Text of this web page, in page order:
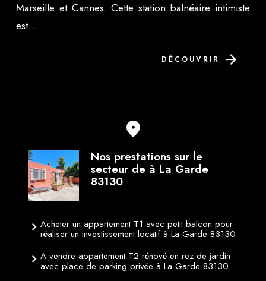
Marseille et Cannes. Cette station balnéaire intimiste
est...
DÉCOUVRIR
Nos prestations sur le
secteur de à La Garde
83130
Acheter un appartement T1 avec petit balcon pour
réaliser un investissement locatif à La Garde 83130
A vendre appartement T2 rénové en rez de jardin
avec place de parking privée à La Garde 83130